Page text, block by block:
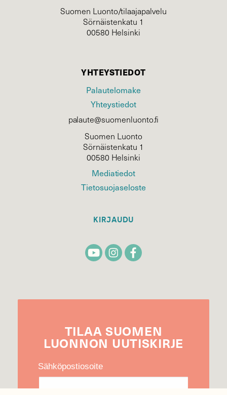
Suomen Luonto/tilaajapalvelu
Sörnäistenkatu 1
00580 Helsinki
YHTEYSTIEDOT
Palautelomake
Yhteystiedot
palaute@suomenluonto.fi
Suomen Luonto
Sörnäistenkatu 1
00580 Helsinki
Mediatiedot
Tietosuojaseloste
KIRJAUDU
TILAA SUOMEN
LUONNON UUTIS­KIRJE
Sähköpostiosoite